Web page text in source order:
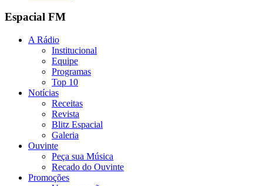
Espacial FM
A Rádio
Institucional
Equipe
Programas
Top 10
Notícias
Receitas
Revista
Blitz Espacial
Galeria
Ouvinte
Peça sua Música
Recado do Ouvinte
Promoções